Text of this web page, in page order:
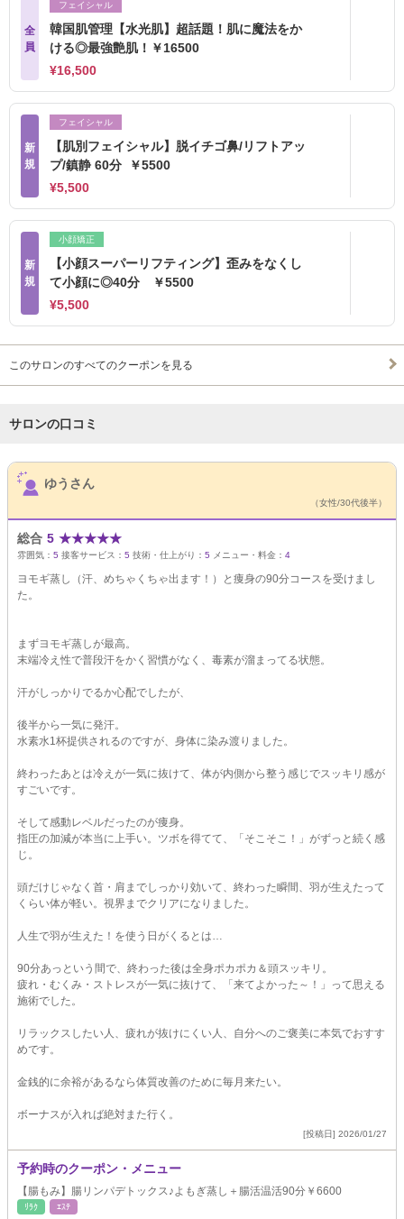
全
員
フェイシャル
韓国肌管理【水光肌】超話題！肌に魔法をか
ける◎最強艶肌！￥16500
¥16,500
新
規
フェイシャル
【肌別フェイシャル】脱イチゴ鼻/リフトアッ
プ/鎮静 60分 ￥5500
¥5,500
新
規
小顔矯正
【小顔スーパーリフティング】歪みをなくし
て小顔に◎40分 ￥5500
¥5,500
このサロンのすべてのクーポンを見る
サロンの口コミ
サロンPick Up
ゆうさん
（女性/30代後半）
総合 5 ★★★★★
雰囲気： 5 接客サービス： 5 技術・仕上がり： 5 メニュー・料金： 4
ヨモギ蒸し（汗、めちゃくちゃ出ます！）と痩身の90分コースを受けまし
た。
まずヨモギ蒸しが最高。
末端冷え性で普段汗をかく習慣がなく、毒素が溜まってる状態。
汗がしっかりでるか心配でしたが、
後半から一気に発汗。
水素水1杯提供されるのですが、身体に染み渡りました。
終わったあとは冷えが一気に抜けて、体が内側から整う感じでスッキリ感が
すごいです。
そして感動レベルだったのが痩身。
指圧の加減が本当に上手い。ツボを得てて、「そこそこ！」がずっと続く感
じ。
頭だけじゃなく首・肩までしっかり効いて、終わった瞬間、羽が生えたって
くらい体が軽い。視界までクリアになりました。
人生で羽が生えた！を使う日がくるとは…
90分あっという間で、終わった後は全身ポカポカ＆頭スッキリ。
疲れ・むくみ・ストレスが一気に抜けて、「来てよかった～！」って思える
施術でした。
リラックスしたい人、疲れが抜けにくい人、自分へのご褒美に本気でおすす
めです。
金銭的に余裕があるなら体質改善のために毎月来たい。
ボーナスが入れば絶対また行く。
[投稿日] 2026/01/27
予約時のクーポン・メニュー
【腸もみ】腸リンパデトックス♪よもぎ蒸し＋腸活温活90分￥6600
ﾘﾗｸ ｴｽﾃ